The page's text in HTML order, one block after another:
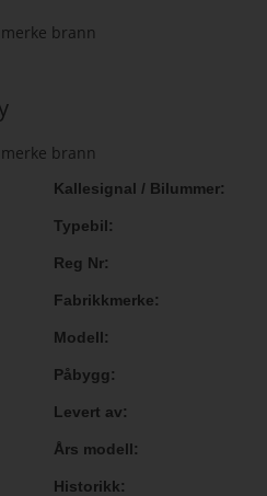
Kallesignal / Bilummer
Typebil
Reg Nr
Fabrikkmerke
Modell
Påbygg
Levert av
Års modell
Historikk